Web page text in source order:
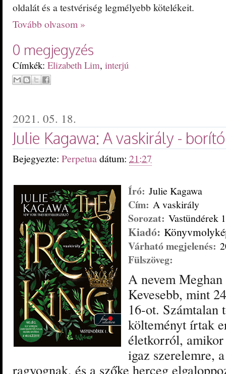
oldalát és a testvériség legmélyebb kötelékeit.
Tovább olvasom »
0 megjegyzés
Címkék: Elizabeth Lim, interjú
2021. 05. 18.
Julie Kagawa: A vaskirály -
Bejegyezte: Perpetuadátum: 21:27
Író: Julie Kagawa
Cím: A vaskirály
Sorozat: Vastündérek
Kiadó:
Várható megjelenés:
Fülszöveg:
A ​nevem Meghan
Kevesebb, mint
16-ot. Számtalan
költeményt írtak
életkorról,
igaz szerelemre,
ragyognak, és a szőke herceg